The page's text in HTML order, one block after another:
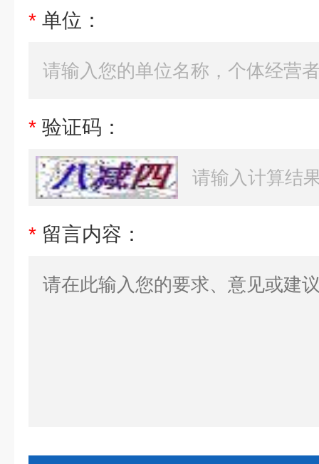
* 单位：
* 验证码：
* 留言内容：